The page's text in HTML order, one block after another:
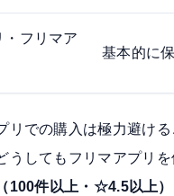
・フリマア
基本的に
リでの購入は極力避け
うしてもフリマアプリを
100件以上・☆4.5以上